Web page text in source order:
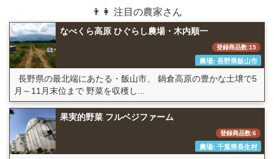
👨👩 注目の農家さん
なべくら高原 ひぐらし農場・木内順一
登録商品数:15
農場: 長野県飯山市
長野県の最北端にあたる・飯山市、 鍋倉高原の豊かな土壌で5
月～11月末位まで 野菜を収穫し...
果実的野菜 フルベジファーム
登録商品数:6
農場: 千葉県長生村